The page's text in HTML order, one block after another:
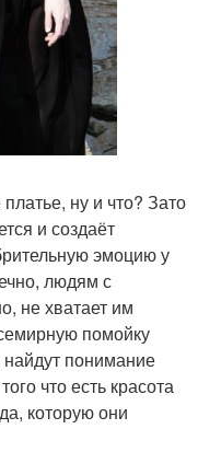
ну и что? Зато
и создаёт
эмоцию у
людям с
не хватает им
помойку
понимание
что есть красота
которую они